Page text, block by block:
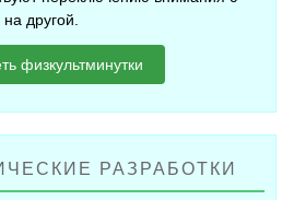
другой.
физкультминутки
РАЗРАБОТКИ